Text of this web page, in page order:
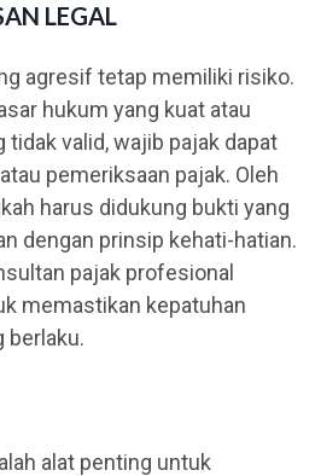
LEGAL
agresif tetap memiliki risiko.
hukum yang kuat atau
tidak valid, wajib pajak dapat
pemeriksaan pajak. Oleh
harus didukung bukti yang
dengan prinsip kehati-hatian.
pajak profesional
memastikan kepatuhan
berlaku.
alat penting untuk